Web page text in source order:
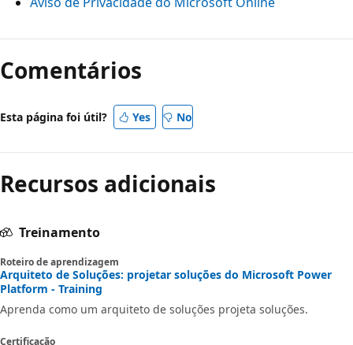
Comentários
Esta página foi útil? Yes No
Recursos adicionais
Treinamento
Roteiro de aprendizagem
Arquiteto de Soluções: projetar soluções do Microsoft Power
Platform - Training
Aprenda como um arquiteto de soluções projeta soluções.
Certificação